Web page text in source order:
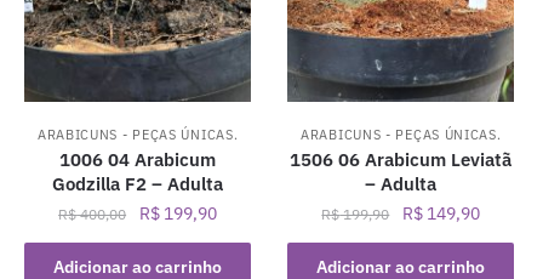
ARABICUNS - PEÇAS ÚNICAS.
1006 04 Arabicum
Godzilla F2 – Adulta
R$400,00
O
preço
original
R$ 199,90O
preço
atual
Adicionar ao carrinho
ARABICUNS - PEÇAS ÚNICAS.
1506 06 Arabicum Leviatã
– Adulta
R$199,90
O
preço
original
R$ 149,90O
preço
atual
Adicionar ao carrinho